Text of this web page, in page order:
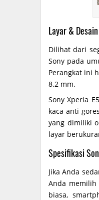
Layar &
Dilihat dari
Sony pada
Perangkat ini
8.2 mm.
Sony Xperia
kaca anti
yang dimiliki
layar
Spesifikasi
Jika Anda
Anda
biasa,